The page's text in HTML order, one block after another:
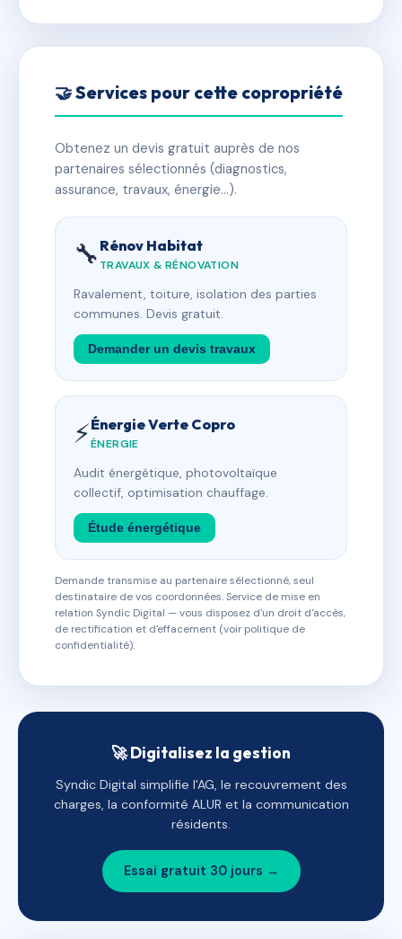
🤝 Services pour cette copropriété
Obtenez un devis gratuit auprès de nos
partenaires sélectionnés (diagnostics,
assurance, travaux, énergie…).
🔧 Rénov Habitat
TRAVAUX & RÉNOVATION
Ravalement, toiture, isolation des parties
communes. Devis gratuit.
Demander un devis travaux
⚡Énergie Verte Copro
ÉNERGIE
Audit énergétique, photovoltaïque
collectif, optimisation chauffage.
Étude énergétique
Demande transmise au partenaire sélectionné, seul
destinataire de vos coordonnées. Service de mise en
relation Syndic Digital — vous disposez d'un droit d'accès,
de rectification et d'effacement (voir politique de
confidentialité).
🚀 Digitalisez la gestion
Syndic Digital simplifie l'AG, le recouvrement des
charges, la conformité ALUR et la communication
résidents.
Essai gratuit 30 jours →